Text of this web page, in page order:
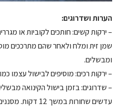
הערות ושדרוגים:
– ירקות קשים: חותכים לקוביות או
שמן זית ומלח ולאחר שהם מתרככים
ומבשלים.
– ירקות רכים: מוסיפים לבישול עצמו
– שדרוגים: בזמן בישול הקינואה
עדשים שחורות